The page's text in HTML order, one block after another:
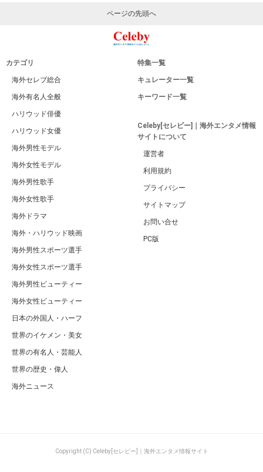
ページの先頭へ
カテゴリ
海外セレブ総合
海外有名人全般
ハリウッド俳優
ハリウッド女優
海外男性モデル
海外女性モデル
海外男性歌手
海外女性歌手
海外ドラマ
海外・ハリウッド映画
海外男性スポーツ選手
海外女性スポーツ選手
海外男性ビューティー
海外女性ビューティー
日本の外国人・ハーフ
世界のイケメン・美女
世界の有名人・芸能人
世界の歴史・偉人
海外ニュース
特集一覧
キュレーター一覧
キーワード一覧
Celeby[セレビー]｜海外エンタメ情報
サイトについて
運営者
利用規約
プライバシー
サイトマップ
お問い合せ
PC版
Copyright (C) Celeby[セレビー]｜海外エンタメ情報サイト